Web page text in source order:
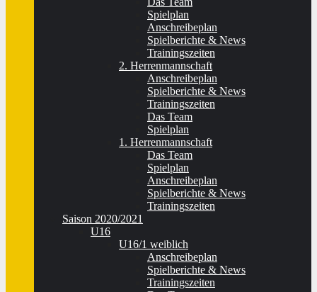
Spielplan
Anschreibeplan
Spielberichte & News
Trainingszeiten
2. Herrenmannschaft
Anschreibeplan
Spielberichte & News
Trainingszeiten
Das Team
Spielplan
1. Herrenmannschaft
Das Team
Spielplan
Anschreibeplan
Spielberichte & News
Trainingszeiten
Saison 2020/2021
U16
U16/1 weiblich
Anschreibeplan
Spielberichte & News
Trainingszeiten